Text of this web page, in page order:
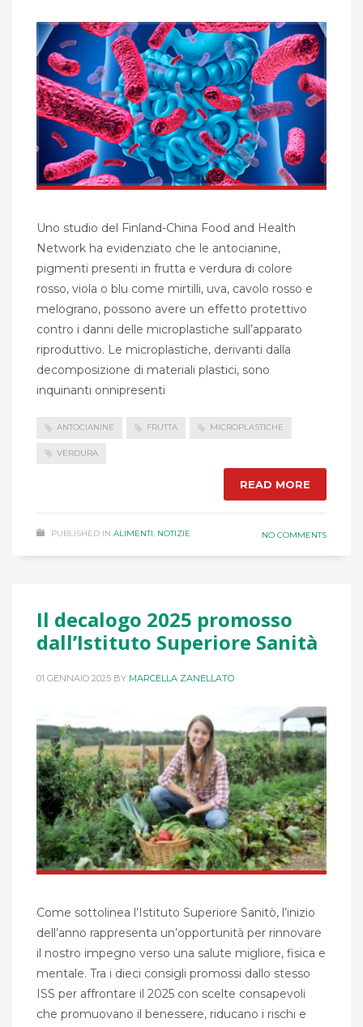
Uno studio del Finland-China Food and Health
Network ha evidenziato che le antocianine,
pigmenti presenti in frutta e verdura di colore
rosso, viola o blu come mirtilli, uva, cavolo rosso e
melograno, possono avere un effetto protettivo
contro i danni delle microplastiche sull’apparato
riproduttivo. Le microplastiche, derivanti dalla
decomposizione di materiali plastici, sono
inquinanti onnipresenti
ANTOCIANINE FRUTTA MICROPLASTICHE
VERDURA
READ MORE
PUBLISHED IN ALIMENTI, NOTIZIE NO COMMENTS
Il decalogo 2025 promosso
dall’Istituto Superiore Sanità
01 GENNAIO 2025 BY MARCELLA ZANELLATO
Come sottolinea l’Istituto Superiore Sanitò, l’inizio
dell’anno rappresenta un’opportunità per rinnovare
il nostro impegno verso una salute migliore, fisica e
mentale. Tra i dieci consigli promossi dallo stesso
ISS per affrontare il 2025 con scelte consapevoli
che promuovano il benessere, riducano i rischi e